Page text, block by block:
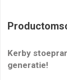
Kerby
generatie!